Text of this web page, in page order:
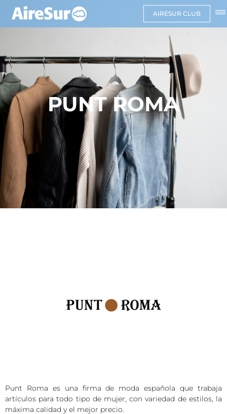
AIRESUR CLUB
PUNT ROMA
Punt Roma es una firma de moda española que trabaja
artículos para todo tipo de mujer, con variedad de estilos, la
máxima calidad y el mejor precio.